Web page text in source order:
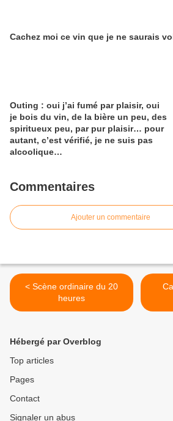
Cachez moi ce vin que je ne saurais
Outing : oui j’ai fumé par plaisir, oui
je bois du vin, de la bière un peu, des
spiritueux peu, par pur plaisir… pour
autant, c’est vérifié, je ne suis pas
alcoolique…
Commentaires
Ajouter un commentaire
< Scène ordinaire du 20
heures
Hébergé par Overblog
Top articles
Pages
Contact
Signaler un abus